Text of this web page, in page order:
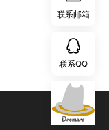
联系邮箱
联系QQ